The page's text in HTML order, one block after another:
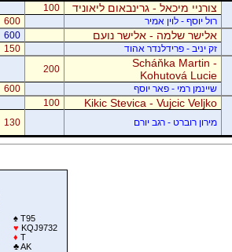
צורניי מיכאל - גרינבאום ליאוניד 100
רול יוסף - לוין אמיר
600
אלישר שלמה - אלישר נועם 600
זק יניב - פרידלנדר אהוד
150
Scháňka Martin -
Kohutová Lucie
200
שיינמן רמי - פאר יוסף
600
Kikic Stevica - Vujcic Veljko
100
מירון רוברט - רגב יורם
130
♠T95
♥ KQJ9732
♦ T
♣AK